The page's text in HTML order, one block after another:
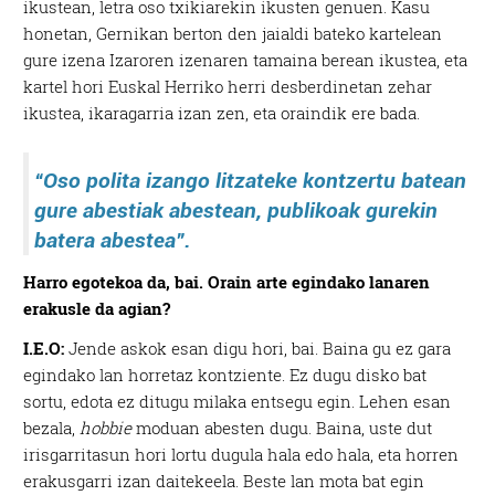
ikustean, letra oso txikiarekin ikusten genuen. Kasu
honetan, Gernikan berton den jaialdi bateko kartelean
gure izena Izaroren izenaren tamaina berean ikustea, eta
kartel hori Euskal Herriko herri desberdinetan zehar
ikustea, ikaragarria izan zen, eta oraindik ere bada.
“Oso polita izango litzateke kontzertu batean
gure abestiak abestean, publikoak gurekin
batera abestea”.
Harro egotekoa da, bai. Orain arte egindako lanaren
erakusle da agian?
I.E.O:Jende askok esan digu hori, bai. Baina gu ez gara
egindako lan horretaz kontziente. Ez dugu disko bat
sortu, edota ez ditugu milaka entsegu egin. Lehen esan
bezala, hobbiemoduan abesten dugu. Baina, uste dut
irisgarritasun hori lortu dugula hala edo hala, eta horren
erakusgarri izan daitekeela. Beste lan mota bat egin